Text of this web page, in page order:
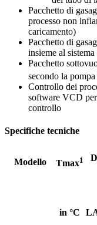
Pacchetto di
processo non
caricamento)
Pacchetto di
insieme al
Pacchetto
secondo la
Controllo dei
software VCD
controllo
Specifiche tecniche
Modello Tmax1
in °C